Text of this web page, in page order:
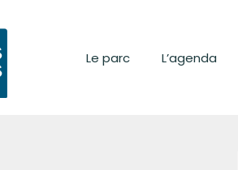
Le parc L’agenda